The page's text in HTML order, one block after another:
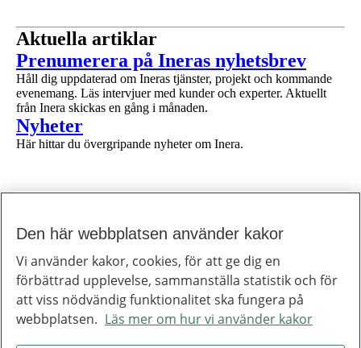
Aktuella artiklar
1 av 1
Prenumerera på Ineras nyhetsbrev
Håll dig uppdaterad om Ineras tjänster, projekt och kommande
evenemang. Läs intervjuer med kunder och experter. Aktuellt
från Inera skickas en gång i månaden.
1 av 1
Nyheter
Här hittar du övergripande nyheter om Inera.
Till toppen av sidan
Inera
Inera är ett digitaliseringsbolag som bidrar till att utveckla välfärden.
Om Inera
Jobba hos oss
Ineras nyhetsbrev
Inera på LinkedIn
Den här webbplatsen använder kakor
Vi använder kakor, cookies, för att ge dig en
förbättrad upplevelse, sammanställa statistik och för
att viss nödvändig funktionalitet ska fungera på
webbplatsen. Läs mer om hur vi använder kakor